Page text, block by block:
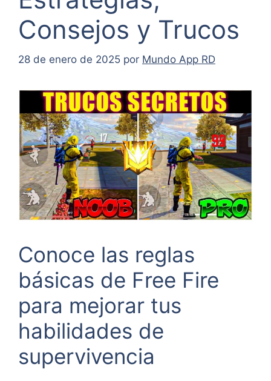
Consejos y Trucos
28 de enero de 2025 por Mundo App RD
Conoce las reglas
básicas de Free Fire
para mejorar tus
habilidades de
supervivencia